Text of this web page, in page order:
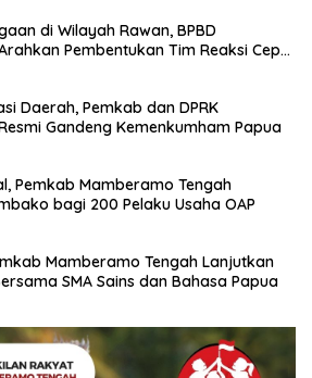
di Wilayah Rawan, BPBD
Pembentukan Tim Reaksi Cepat
Daerah, Pemkab dan DPRK
Gandeng Kemenkumham Papua
Pemkab Mamberamo Tengah
bagi 200 Pelaku Usaha OAP
Mamberamo Tengah Lanjutkan
SMA Sains dan Bahasa Papua